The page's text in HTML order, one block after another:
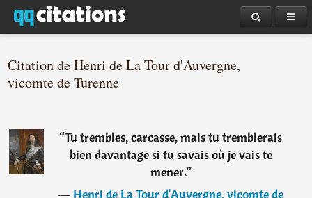
Citation de Henri de La Tour d'Auvergne,
vicomte de Turenne
“Tu trembles, carcasse, mais tu tremblerais
bien davantage si tu savais où je vais te
mener.”
―Henri de La Tour d'Auvergne, vicomte de